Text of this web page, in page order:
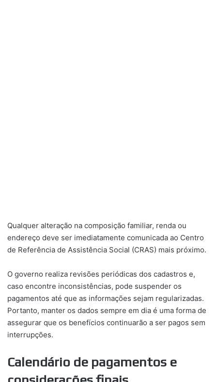
Qualquer alteração na composição familiar, renda ou
endereço deve ser imediatamente comunicada ao Centro
de Referência de Assistência Social (CRAS) mais próximo.
O governo realiza revisões periódicas dos cadastros e,
caso encontre inconsistências, pode suspender os
pagamentos até que as informações sejam regularizadas.
Portanto, manter os dados sempre em dia é uma forma de
assegurar que os benefícios continuarão a ser pagos sem
interrupções.
Calendário de pagamentos e